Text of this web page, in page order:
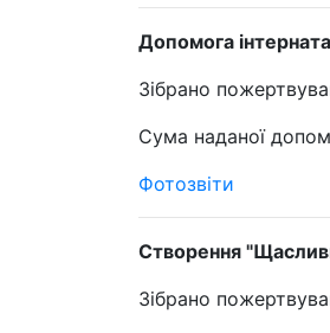
Допомога
Зібрано
Сума наданої
Фотозвіти
Створення
Зібрано